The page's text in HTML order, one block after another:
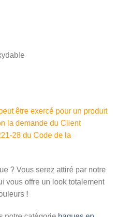
être exercé pour un produit
la demande du Client
28 du Code de la
? Vous serez attiré par notre
vous offre un look totalement
!